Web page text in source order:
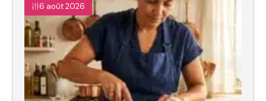
6 août 2026